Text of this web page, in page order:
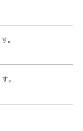
。
。